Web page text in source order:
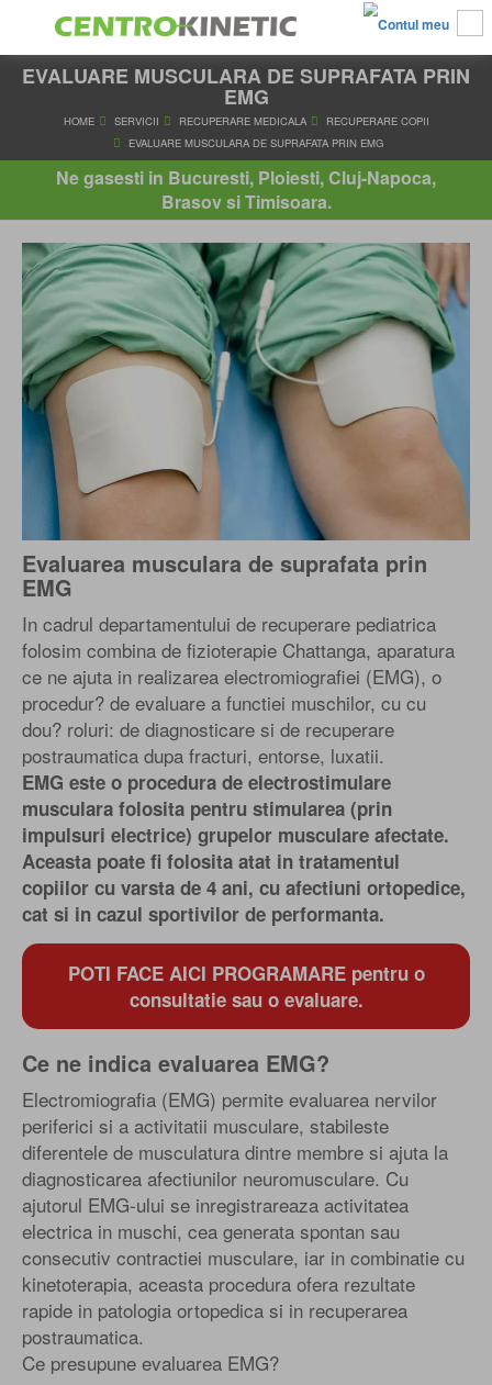
EVALUARE MUSCULARA DE SUPRAFATA PRIN
EMG
HOME SERVICII RECUPERARE MEDICALA
EVALUARE MUSCULARA DE SUPRAFATA PRIN EMG
Ne gasesti in Bucuresti, Ploiesti, Cluj-Napoca,
Brasov si Timisoara.
Evaluarea musculara de suprafata prin
EMG
In cadrul departamentului de recuperare pediatrica
folosim combina de fizioterapie Chattanga, aparatura
ce ne ajuta in realizarea electromiografiei (EMG), o
procedur? de evaluare a functiei muschilor, cu cu
dou? roluri: de diagnosticare si de recuperare
postraumatica dupa fracturi, entorse, luxatii.
EMG este o procedura de electrostimulare
musculara folosita pentru stimularea (prin
impulsuri electrice) grupelor musculare afectate.
Aceasta poate fi folosita atat in tratamentul
copiilor cu varsta de 4 ani, cu afectiuni ortopedice,
cat si in cazul sportivilor de performanta.
POTI FACE AICI PROGRAMARE pentru o
consultatie sau o evaluare.
Ce ne indica evaluarea EMG?
Electromiografia (EMG) permite evaluarea nervilor
periferici si a activitatii musculare, stabileste
diferentele de musculatura dintre membre si ajuta la
diagnosticarea afectiunilor neuromusculare. Cu
ajutorul EMG-ului se inregistrareaza activitatea
electrica in muschi, cea generata spontan sau
consecutiv contractiei musculare, iar in combinatie cu
kinetoterapia, aceasta procedura ofera rezultate
rapide in patologia ortopedica si in recuperarea
postraumatica.
Ce presupune evaluarea EMG?